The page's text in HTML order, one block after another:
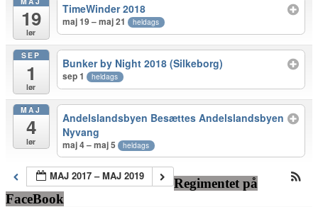
19
lør
TimeWinder 2018
maj 19 – maj 21 heldags
SEP
1
lør
Bunker by Night 2018 (Silkeborg)
sep 1 heldags
MAJ
4
lør
Andelslandsbyen BesættesAndelslandsbyen
Nyvang
maj 4 – maj 5 heldags
MAJ 2017 – MAJ 2019
Regimentet på
FaceBook